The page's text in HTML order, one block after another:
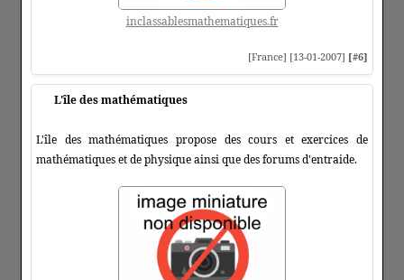
inclassablesmathematiques.fr
[France] [13-01-2007] [#6]
L'île des mathématiques
L'île des mathématiques propose des cours et exercices de
mathématiques et de physique ainsi que des forums d'entraide.